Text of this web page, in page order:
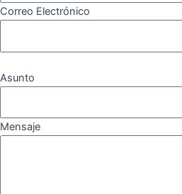
Correo Electrónico
Asunto
Mensaje